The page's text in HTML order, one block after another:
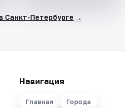
Санкт-Петербурге →
Навигация
Главная Города